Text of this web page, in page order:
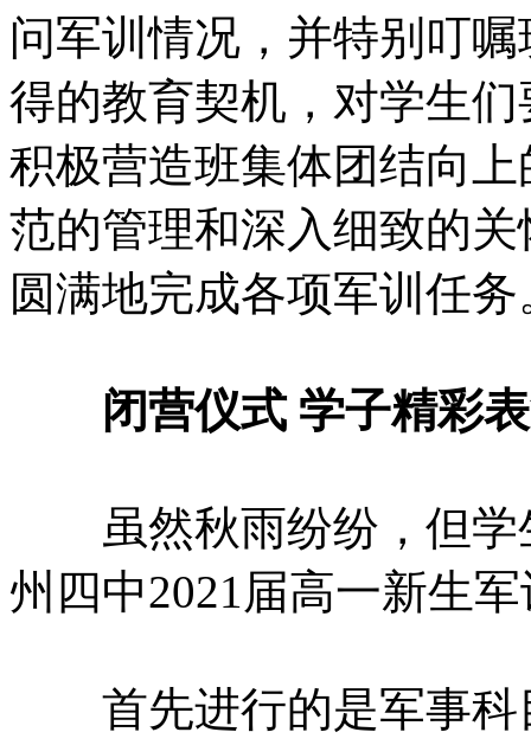
问军训情况，并特别叮
得的教育契机，对学生
积极营造班集体团结向
范的管理和深入细致的
圆满地完成各项军训任务
闭营仪式 学子精彩表
虽然秋雨纷纷，但学
州四中2021届高一新生
首先进行的是军事科